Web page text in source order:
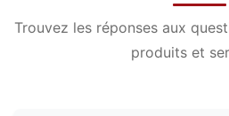
Trouvez les réponses aux
produits et